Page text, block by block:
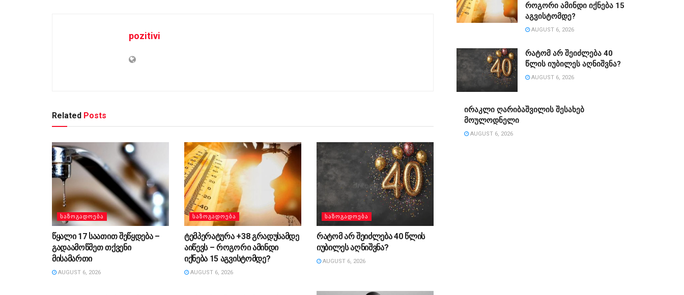
pozitivi
Related Posts
ᲡᲐᲖᲝᲒᲐᲓᲝᲔᲑᲐ
წყალი 17 საათით შეწყდება –
გადაამოწმეთ თქვენი
მისამართი
AUGUST 6, 2026
ᲡᲐᲖᲝᲒᲐᲓᲝᲔᲑᲐ
ტემპერატურა +38 გრადუსამდე
აიწევს – როგორი ამინდი
იქნება 15 აგვისტომდე?
AUGUST 6, 2026
ᲡᲐᲖᲝᲒᲐᲓᲝᲔᲑᲐ
რატომ არ შეიძლება 40 წლის
იუბილეს აღნიშვნა?
AUGUST 6, 2026
როგორი ამინდი იქნება 15
აგვისტომდე?
AUGUST 6, 2026
რატომ არ შეიძლება 40
წლის იუბილეს აღნიშვნა?
AUGUST 6, 2026
ირაკლი ღარიბაშვილის შესახებ
მოულოდნელი
AUGUST 6, 2026